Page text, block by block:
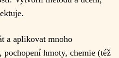
a aplikovat mnoho
pochopení hmoty, chemie (též